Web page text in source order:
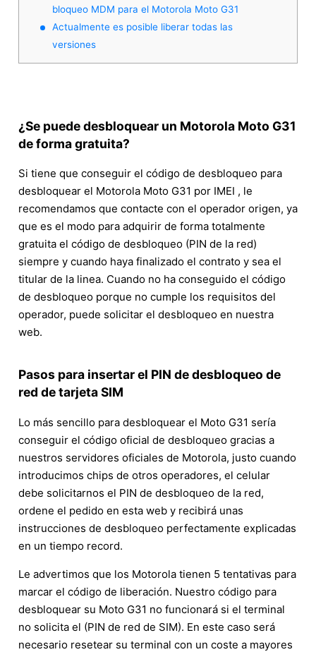
bloqueo MDM para el Motorola Moto G31
Actualmente es posible liberar todas las
versiones
¿Se puede desbloquear un Motorola Moto G31
de forma gratuita?
Si tiene que conseguir el código de desbloqueo para
desbloquear el Motorola Moto G31 por IMEI , le
recomendamos que contacte con el operador origen, ya
que es el modo para adquirir de forma totalmente
gratuita el código de desbloqueo (PIN de la red)
siempre y cuando haya finalizado el contrato y sea el
titular de la linea. Cuando no ha conseguido el código
de desbloqueo porque no cumple los requisitos del
operador, puede solicitar el desbloqueo en nuestra
web.
Pasos para insertar el PIN de desbloqueo de
red de tarjeta SIM
Lo más sencillo para desbloquear el Moto G31 sería
conseguir el código oficial de desbloqueo gracias a
nuestros servidores oficiales de Motorola, justo cuando
introducimos chips de otros operadores, el celular
debe solicitarnos el PIN de desbloqueo de la red,
ordene el pedido en esta web y recibirá unas
instrucciones de desbloqueo perfectamente explicadas
en un tiempo record.
Le advertimos que los Motorola tienen 5 tentativas para
marcar el código de liberación. Nuestro código para
desbloquear su Moto G31 no funcionará si el terminal
no solicita el (PIN de red de SIM). En este caso será
necesario resetear su terminal con un coste a mayores